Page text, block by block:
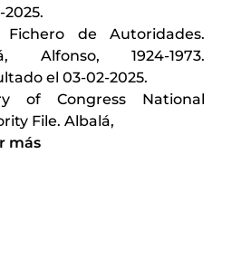
Fichero de Autoridades.
Alfonso, 1924-1973.
el 03-02-2025.
of Congress National
File. Albalá,
más